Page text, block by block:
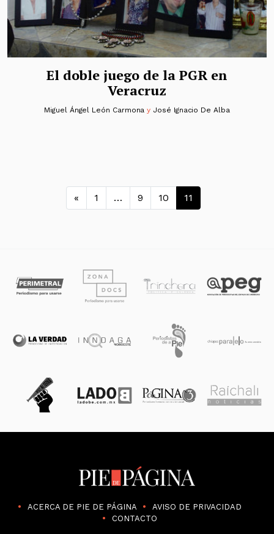
El doble juego de la PGR en
Veracruz
Miguel Ángel León Carmona y José Ignacio De Alba
Navegación de entradas
« 1 … 9 10 11
ACERCA DE PIE DE PÁGINA
AVISO DE PRIVACIDAD
CONTACTO